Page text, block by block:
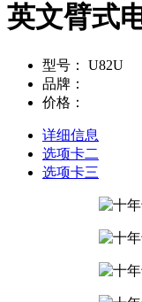
英文臂式
型号：
U82U
品牌：
价格：
详细信息
选项卡二
选项卡三